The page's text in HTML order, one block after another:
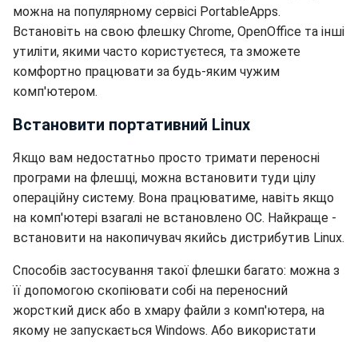
можна на популярному сервісі PortableApps.
Встановіть на свою флешку Chrome, OpenOffice та інші
утиліти, якими часто користуєтеся, та зможете
комфортно працювати за будь-яким чужим
комп'ютером.
Встановити портативний Linux
Якщо вам недостатньо просто тримати переносні
програми на флешці, можна встановити туди цілу
операційну систему. Вона працюватиме, навіть якщо
на комп'ютері взагалі не встановлено ОС. Найкраще -
встановити на накопичувач якийсь дистрибутив Linux.
Способів застосування такої флешки багато: можна з
її допомогою скопіювати собі на переносний
жорсткий диск або в хмару файли з комп'ютера, на
якому не запускається Windows. Або використати